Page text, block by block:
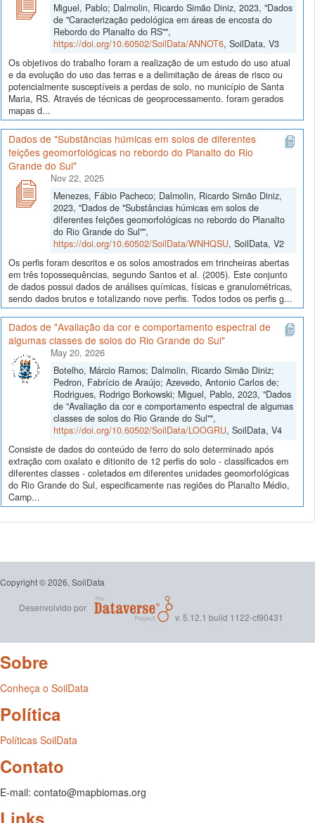
Miguel, Pablo; Dalmolin, Ricardo Simão Diniz, 2023, "Dados
de "Caracterização pedológica em áreas de encosta do
Rebordo do Planalto do RS"",
https://doi.org/10.60502/SoilData/ANNOT6, SoilData, V3
Os objetivos do trabalho foram a realização de um estudo do uso atual
e da evolução do uso das terras e a delimitação de áreas de risco ou
potencialmente susceptíveis a perdas de solo, no município de Santa
Maria, RS. Através de técnicas de geoprocessamento. foram gerados
mapas d...
Dados de "Substâncias húmicas em solos de diferentes
feições geomorfológicas no rebordo do Planalto do Rio
Grande do Sul"
Nov 22, 2025
Menezes, Fábio Pacheco; Dalmolin, Ricardo Simão Diniz,
2023, "Dados de "Substâncias húmicas em solos de
diferentes feições geomorfológicas no rebordo do Planalto
do Rio Grande do Sul"",
https://doi.org/10.60502/SoilData/WNHQSU, SoilData, V2
Os perfis foram descritos e os solos amostrados em trincheiras abertas
em três topossequências, segundo Santos et al. (2005). Este conjunto
de dados possui dados de análises químicas, físicas e granulométricas,
sendo dados brutos e totalizando nove perfis. Todos todos os perfis g...
Dados de "Avaliação da cor e comportamento espectral de
algumas classes de solos do Rio Grande do Sul"
May 20, 2026
Botelho, Márcio Ramos; Dalmolin, Ricardo Simão Diniz;
Pedron, Fabrício de Araújo; Azevedo, Antonio Carlos de;
Rodrigues, Rodrigo Borkowski; Miguel, Pablo, 2023, "Dados
de "Avaliação da cor e comportamento espectral de algumas
classes de solos do Rio Grande do Sul"",
https://doi.org/10.60502/SoilData/LOOGRU, SoilData, V4
Consiste de dados do conteúdo de ferro do solo determinado após
extração com oxalato e ditionito de 12 perfis do solo - classificados em
diferentes classes - coletados em diferentes unidades geomorfológicas
do Rio Grande do Sul, especificamente nas regiões do Planalto Médio,
Camp...
Copyright © 2026, SoilData
Desenvolvido por
v. 5.12.1 build 1122-cf90431
Sobre
Conheça o SoilData
Política
Políticas SoilData
Contato
E-mail: contato@mapbiomas.org
Links